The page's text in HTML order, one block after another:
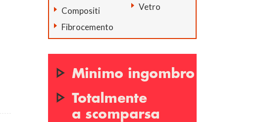
Compositi
Fibrocemento
Vetro